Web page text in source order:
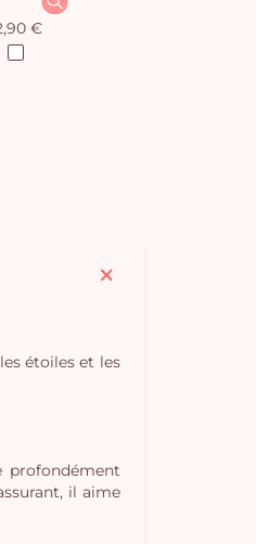
€
étoiles et les
profondément
il aime